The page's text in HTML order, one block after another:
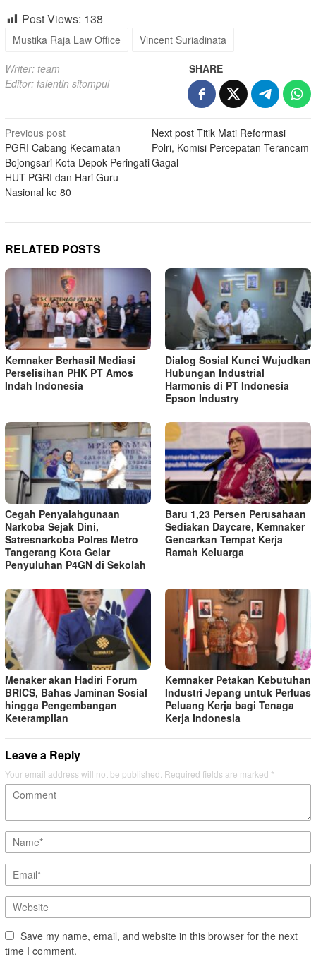
Post Views: 138
Mustika Raja Law Office Vincent Suriadinata
Writer: team
Editor: falentin sitompul
SHARE
Post
navigation
Previous post
PGRI Cabang Kecamatan
Bojongsari Kota Depok Peringati
HUT PGRI dan Hari Guru
Nasional ke 80
Next post Titik Mati Reformasi
Polri, Komisi Percepatan Terancam
Gagal
RELATED POSTS
Kemnaker Berhasil Mediasi
Perselisihan PHK PT Amos
Indah Indonesia
Dialog Sosial Kunci Wujudkan
Hubungan Industrial
Harmonis di PT Indonesia
Epson Industry
Cegah Penyalahgunaan
Narkoba Sejak Dini,
Satresnarkoba Polres Metro
Tangerang Kota Gelar
Penyuluhan P4GN di Sekolah
Baru 1,23 Persen Perusahaan
Sediakan Daycare, Kemnaker
Gencarkan Tempat Kerja
Ramah Keluarga
Menaker akan Hadiri Forum
BRICS, Bahas Jaminan Sosial
hingga Pengembangan
Keterampilan
Kemnaker Petakan Kebutuhan
Industri Jepang untuk Perluas
Peluang Kerja bagi Tenaga
Kerja Indonesia
Leave a Reply
Your email address will not be published. Required fields are marked *
Save my name, email, and website in this browser for the next
time I comment.